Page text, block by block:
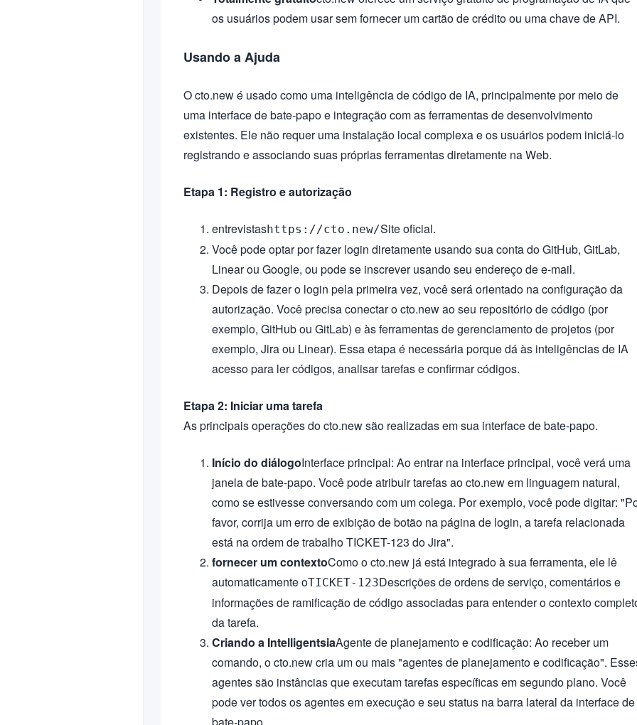
os usuários podem usar sem fornecer um cartão de crédito ou uma chave de API.
Usando a Ajuda
O cto.new é usado como uma inteligência de código de IA, principalmente por meio de
uma interface de bate-papo e integração com as ferramentas de desenvolvimento
existentes. Ele não requer uma instalação local complexa e os usuários podem iniciá-lo
registrando e associando suas próprias ferramentas diretamente na Web.
Etapa 1: Registro e autorização
entrevistashttps://cto.new/Site oficial.
Você pode optar por fazer login diretamente usando sua conta do GitHub, GitLab,
Linear ou Google, ou pode se inscrever usando seu endereço de e-mail.
Depois de fazer o login pela primeira vez, você será orientado na configuração da
autorização. Você precisa conectar o cto.new ao seu repositório de código (por
exemplo, GitHub ou GitLab) e às ferramentas de gerenciamento de projetos (por
exemplo, Jira ou Linear). Essa etapa é necessária porque dá às inteligências de IA
acesso para ler códigos, analisar tarefas e confirmar códigos.
Etapa 2: Iniciar uma tarefa
As principais operações do cto.new são realizadas em sua interface de bate-papo.
Início do diálogoInterface principal: Ao entrar na interface principal, você verá uma
janela de bate-papo. Você pode atribuir tarefas ao cto.new em linguagem natural,
como se estivesse conversando com um colega. Por exemplo, você pode digitar:
favor, corrija um erro de exibição de botão na página de login, a tarefa relacionada
está na ordem de trabalho TICKET-123 do Jira".
fornecer um contextoComo o cto.new já está integrado à sua ferramenta, ele lê
automaticamente oTICKET-123Descrições de ordens de serviço, comentários e
informações de ramificação de código associadas para entender o contexto
da tarefa.
Criando a IntelligentsiaAgente de planejamento e codificação: Ao receber um
comando, o cto.new cria um ou mais "agentes de planejamento e codificação".
agentes são instâncias que executam tarefas específicas em segundo plano. Você
pode ver todos os agentes em execução e seu status na barra lateral da interface de
bate-papo.